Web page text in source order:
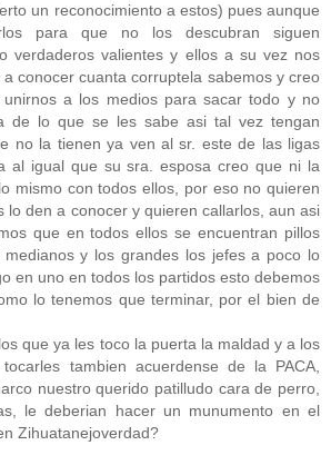
un reconocimiento a estos) pues aunque
para que no los descubran siguen
verdaderos valientes y ellos a su vez nos
conocer cuanta corruptela sabemos y creo
unirnos a los medios para sacar todo y no
de lo que se les sabe asi tal vez tengan
no la tienen ya ven al sr. este de las ligas
al igual que su sra. esposa creo que ni la
mismo con todos ellos, por eso no quieren
lo den a conocer y quieren callarlos, aun asi
que en todos ellos se encuentran pillos
medianos y los grandes los jefes a poco lo
en uno en todos los partidos esto debemos
lo tenemos que terminar, por el bien de
que ya les toco la puerta la maldad y a los
tambien acuerdense de la PACA,
nuestro querido patilludo cara de perro,
le deberian hacer un munumento en el
Zihuatanejoverdad?